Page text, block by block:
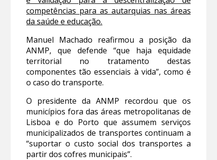
competências para as autarquias nas áreas
da saúde e educação.
Manuel Machado reafirmou a posição da
ANMP, que defende “que haja equidade
territorial no tratamento destas
componentes tão essenciais à vida”, como é
o caso do transporte.
O presidente da ANMP recordou que os
municípios fora das áreas metropolitanas de
Lisboa e do Porto que assumem serviços
municipalizados de transportes continuam a
“suportar o custo social dos transportes a
partir dos cofres municipais”.